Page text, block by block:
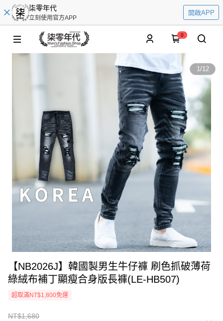
柒零年代
立刻使用官方APP
開啟APP
0
1/12
【NB2026J】韓國製男生牛仔褲 刷色抓破薄荷
綠絨布補丁顯瘦合身版長褲(LE-HB507)
超取滿NT$1,800免運
NT$1,680